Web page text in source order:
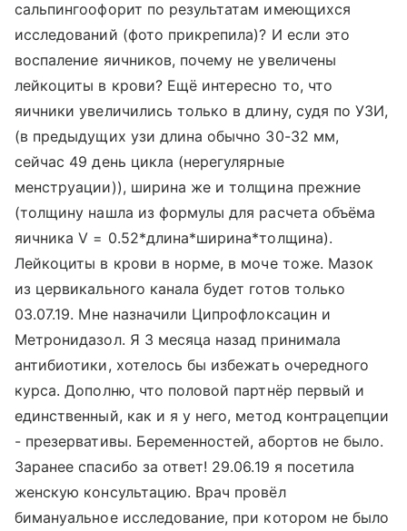
сальпингоофорит по результатам имеющихся
исследований (фото прикрепила)? И если это
воспаление яичников, почему не увеличены
лейкоциты в крови? Ещё интересно то, что
яичники увеличились только в длину, судя по УЗИ,
(в предыдущих узи длина обычно 30-32 мм,
сейчас 49 день цикла (нерегулярные
менструации)), ширина же и толщина прежние
(толщину нашла из формулы для расчета объёма
яичника V = 0.52*длина*ширина*толщина).
Лейкоциты в крови в норме, в моче тоже. Мазок
из цервикального канала будет готов только
03.07.19. Мне назначили Ципрофлоксацин и
Метронидазол. Я 3 месяца назад принимала
антибиотики, хотелось бы избежать очередного
курса. Дополню, что половой партнёр первый и
единственный, как и я у него, метод контрацепции
- презервативы. Беременностей, абортов не было.
Заранее спасибо за ответ! 29.06.19 я посетила
женскую консультацию. Врач провёл
бимануальное исследование, при котором не было